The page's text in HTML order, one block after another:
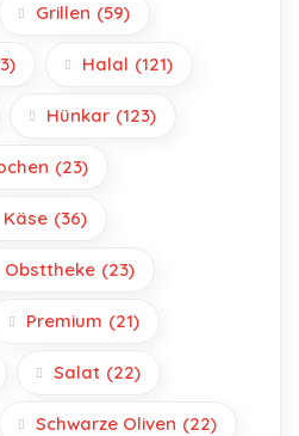
Grillen (59)
Halal (121)
Hünkar (123)
(23)
Käse (36)
Obsttheke (23)
Premium (21)
Salat (22)
Schwarze Oliven (22)